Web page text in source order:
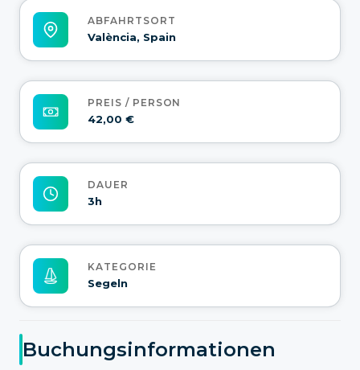
ABFAHRTSORT
València, Spain
PREIS / PERSON
42,00 €
DAUER
3h
KATEGORIE
Segeln
Buchungsinformationen